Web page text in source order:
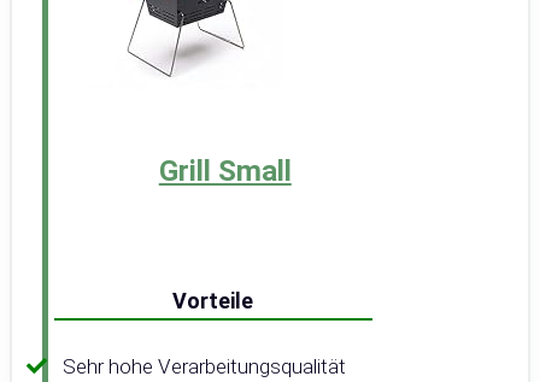
Grill Small
Vorteile
Sehr hohe Verarbeitungsqualität